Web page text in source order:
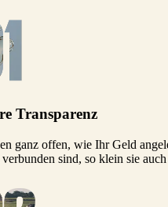
Transparenz
ganz offen, wie Ihr Geld
sind, so klein sie